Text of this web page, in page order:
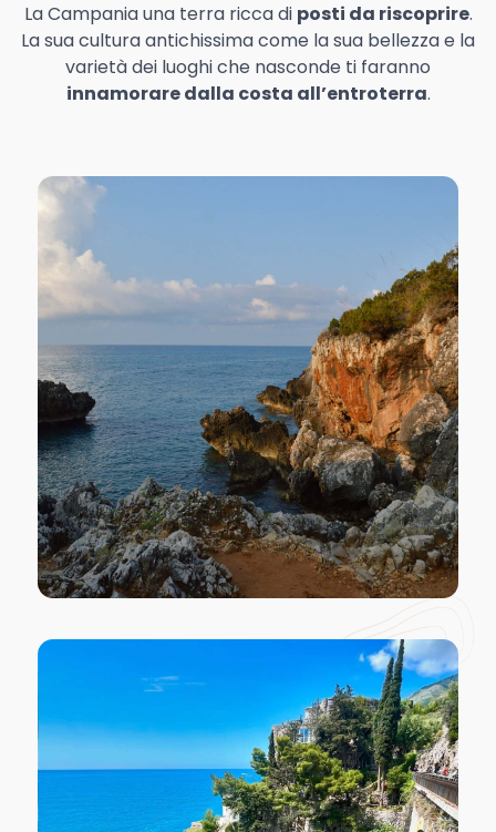
La Campania una terra ricca di posti da riscoprire.
La sua cultura antichissima come la sua bellezza e la
varietà dei luoghi che nasconde ti faranno
innamorare dalla costa all’entroterra.